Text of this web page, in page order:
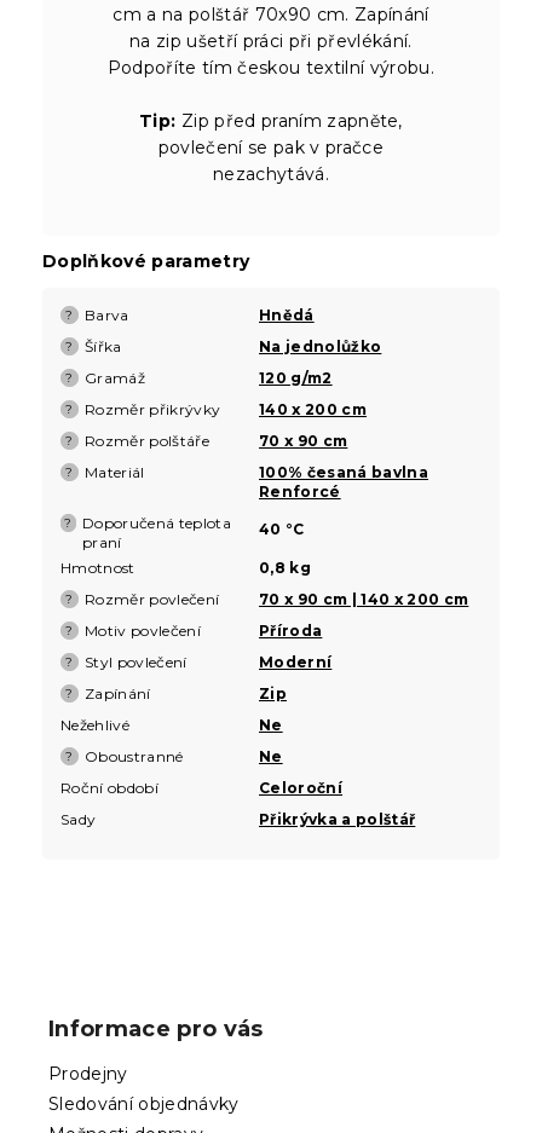
cm a na polštář 70x90 cm. Zapínání
na zip ušetří práci při převlékání.
Podpoříte tím českou textilní výrobu.
Tip: Zip před praním zapněte,
povlečení se pak v pračce
nezachytává.
Doplňkové parametry
? Barva Hnědá
? Šířka Na jednolůžko
? Gramáž 120 g/m2
? Rozměr přikrývky 140 x 200 cm
? Rozměr polštáře 70 x 90 cm
? Materiál
100% česaná bavlna
Renforcé
?
Doporučená teplota
praní
40 °C
Hmotnost 0,8 kg
? Rozměr povlečení 70 x 90 cm | 140 x 200 cm
? Motiv povlečení Příroda
? Styl povlečení Moderní
? Zapínání
Zip
Nežehlivé
Ne
? Oboustranné
Ne
Roční období
Celoroční
Sady
Přikrývka a polštář
Informace pro vás
Prodejny
Sledování objednávky